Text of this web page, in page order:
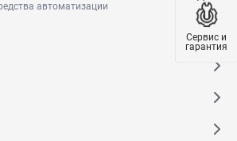
автоматизации
Сервис и
гарантия